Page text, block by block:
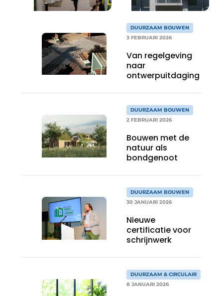
DUURZAAM BOUWEN
3 FEBRUARI 2026
Van regelgeving
naar
ontwerpuitdaging
DUURZAAM BOUWEN
2 FEBRUARI 2026
Bouwen met de
natuur als
bondgenoot
DUURZAAM BOUWEN
30 JANUARI 2026
Nieuwe
certificatie voor
schrijnwerk
DUURZAAM & CIRCULAIR
8 JANUARI 2026